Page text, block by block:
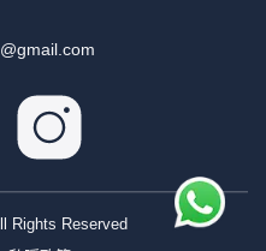
Rights Reserved